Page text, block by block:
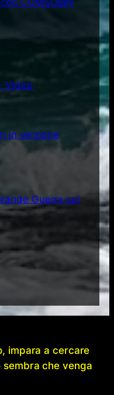
COMSUBIN
Video
in versione
Guerra sul
impara a cercare
sembra che venga